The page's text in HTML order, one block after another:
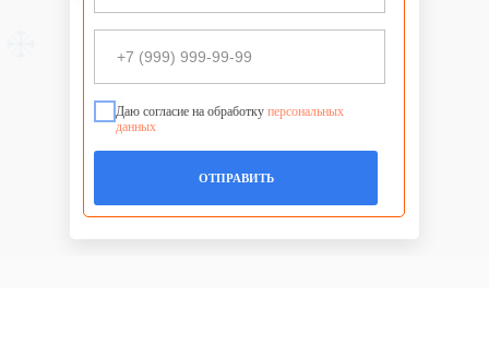
Даю согласие на обработку персональных
данных
ОТПРАВИТЬ